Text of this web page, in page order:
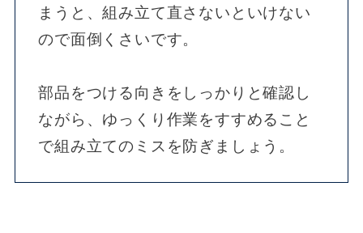
まうと、組み立て直さないといけない
ので面倒くさいです。
部品をつける向きをしっかりと確認し
ながら、ゆっくり作業をすすめること
で組み立てのミスを防ぎましょう。